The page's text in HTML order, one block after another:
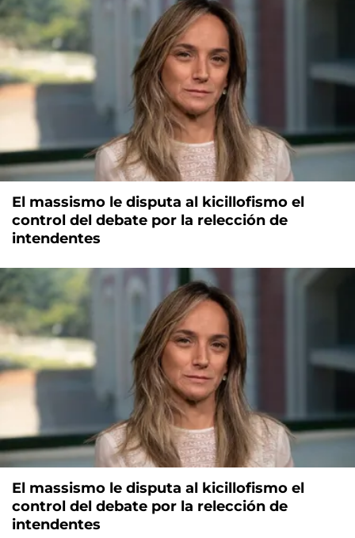
El massismo le disputa al kicillofismo el
control del debate por la relección de
intendentes
El massismo le disputa al kicillofismo el
control del debate por la relección de
intendentes